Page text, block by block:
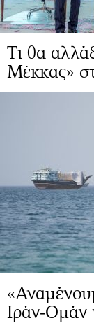
Τι θα
Μέκκας»
Ιράν-Ομάν